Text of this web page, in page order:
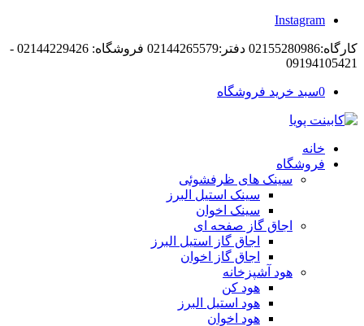
Instagram
کارگاه:02155280986 دفتر:02144265579 فروشگاه: 02144229426 -
09194105421
0سبد خرید فروشگاه
خانه
فروشگاه
سینک های ظرفشوئی
سینک استیل البرز
سینک اخوان
اجاق گاز صفحه ای
اجاق گاز استیل البرز
اجاق گاز اخوان
هود آشپزخانه
هود کن
هود استیل البرز
هود اخوان